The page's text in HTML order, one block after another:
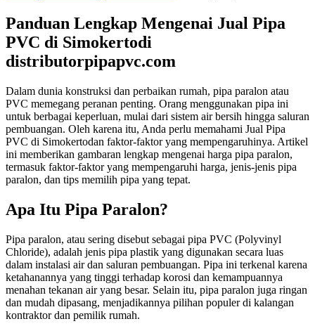
Panduan Lengkap Mengenai Jual Pipa
PVC di Simokertodi
distributorpipapvc.com
Dalam dunia konstruksi dan perbaikan rumah, pipa paralon atau
PVC memegang peranan penting. Orang menggunakan pipa ini
untuk berbagai keperluan, mulai dari sistem air bersih hingga saluran
pembuangan. Oleh karena itu, Anda perlu memahami Jual Pipa
PVC di Simokertodan faktor-faktor yang mempengaruhinya. Artikel
ini memberikan gambaran lengkap mengenai harga pipa paralon,
termasuk faktor-faktor yang mempengaruhi harga, jenis-jenis pipa
paralon, dan tips memilih pipa yang tepat.
Apa Itu Pipa Paralon?
Pipa paralon, atau sering disebut sebagai pipa PVC (Polyvinyl
Chloride), adalah jenis pipa plastik yang digunakan secara luas
dalam instalasi air dan saluran pembuangan. Pipa ini terkenal karena
ketahanannya yang tinggi terhadap korosi dan kemampuannya
menahan tekanan air yang besar. Selain itu, pipa paralon juga ringan
dan mudah dipasang, menjadikannya pilihan populer di kalangan
kontraktor dan pemilik rumah.